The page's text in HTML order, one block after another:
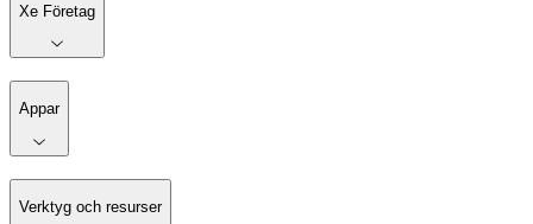
Xe Företag
Appar
Verktyg och resurser